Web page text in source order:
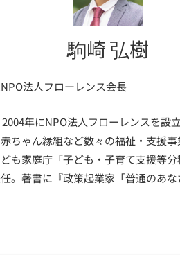
駒崎 弘樹
法人フローレンス会長
年にNPO法人フローレンスを設
ちゃん縁組など数々の福祉・支援
も家庭庁「子ども・子育て支援等
。著書に『政策起業家「普通のあ